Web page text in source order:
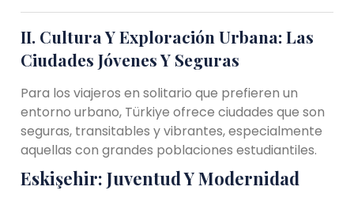
II. Cultura Y Exploración Urbana: Las
Ciudades Jóvenes Y Seguras
Para los viajeros en solitario que prefieren un
entorno urbano, Türkiye ofrece ciudades que son
seguras, transitables y vibrantes, especialmente
aquellas con grandes poblaciones estudiantiles.
Eskişehir: Juventud Y Modernidad